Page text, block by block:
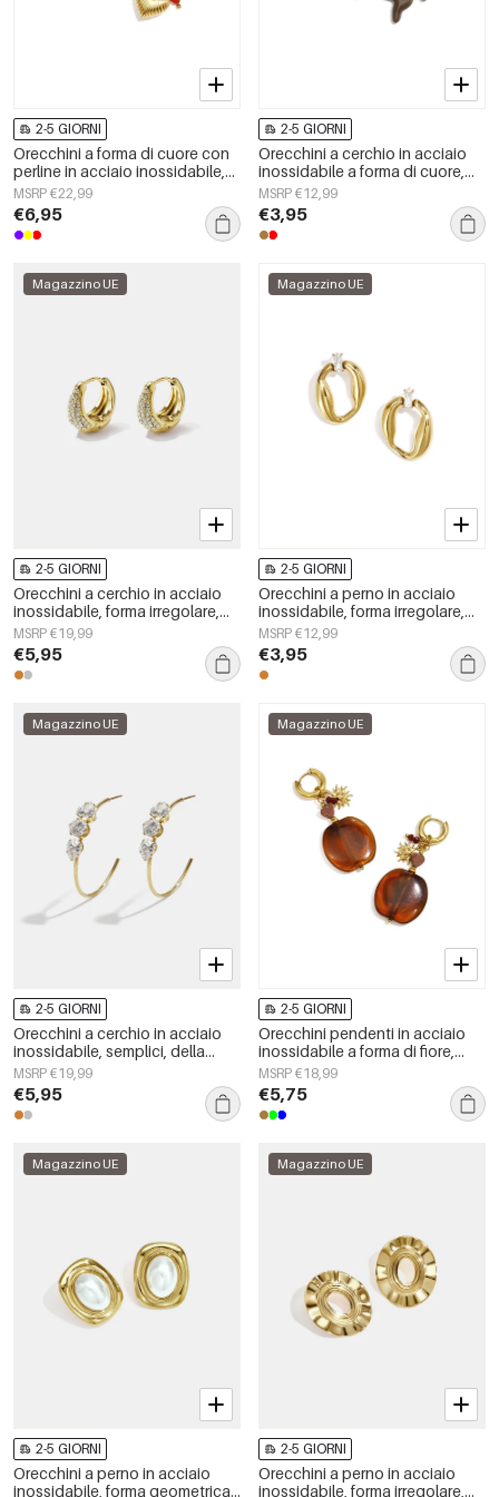
2-5 GIORNI
Orecchini a forma di cuore con
perline in acciaio inossidabile,
semplici, della serie Daily
Simple, gioielli da donna.
MSRP €22,99
€6,95
2-5 GIORNI
Orecchini a cerchio in acciaio
inossidabile a forma di cuore,
semplici, della serie Daily
Simple, gioielli da donna.
MSRP €12,99
€3,95
Magazzino UE
2-5 GIORNI
Orecchini a cerchio in acciaio
inossidabile, forma irregolare,
semplici, della serie Simple
Daily, gioielli da donna.
MSRP €19,99
€5,95
Magazzino UE
2-5 GIORNI
Orecchini a perno in acciaio
inossidabile, forma irregolare,
semplici, serie &quot;Semplici
per tutti i giorni&quot;, gioielli
da donna
MSRP €12,99
€3,95
Magazzino UE
2-5 GIORNI
Orecchini a cerchio in acciaio
inossidabile, semplici, della
serie Daily Simple, gioielli da
donna
MSRP €19,99
€5,95
Magazzino UE
2-5 GIORNI
Orecchini pendenti in acciaio
inossidabile a forma di fiore,
serie Daily Simple, gioielli da
donna
MSRP €18,99
€5,75
Magazzino UE
2-5 GIORNI
Orecchini a perno in acciaio
inossidabile, forma geometrica,
Magazzino UE
2-5 GIORNI
Orecchini a perno in acciaio
inossidabile, forma irregolare,